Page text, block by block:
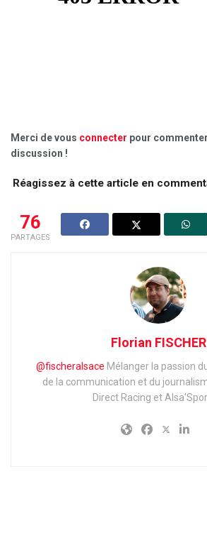
Merci de vous connecter pour
discussion !
Réagissez à cette article en
76
PARTAGES
Florian FISCHER
@fischeralsace Mélanger la passion
de la communication et du
Direct Racing et